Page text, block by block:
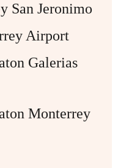
San Jeronimo
Airport
Galerias
Monterrey